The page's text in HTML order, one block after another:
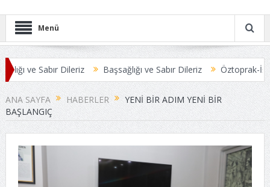
Menü
ve Sabır Dileriz Başsağlığı ve Sabır Dileriz
Öztoprak-İş
Üyelerimize Duyuru
ANA SAYFA HABERLER
YENİ BİR ADIM YENİ BİR
BAŞLANGIÇ